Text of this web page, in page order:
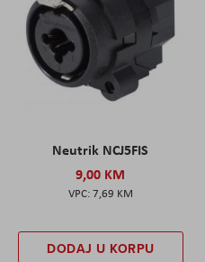
Neutrik NCJ5FIS
9,00 KM
7,69 KM
DODAJ U KORPU